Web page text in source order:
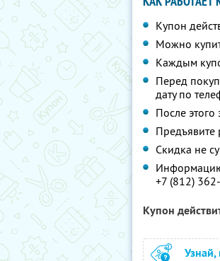
Купон
Можно
Каждым
Перед
дату по
После
Предъявите
Скидка не
+7 (812)
Купон
Узнай,